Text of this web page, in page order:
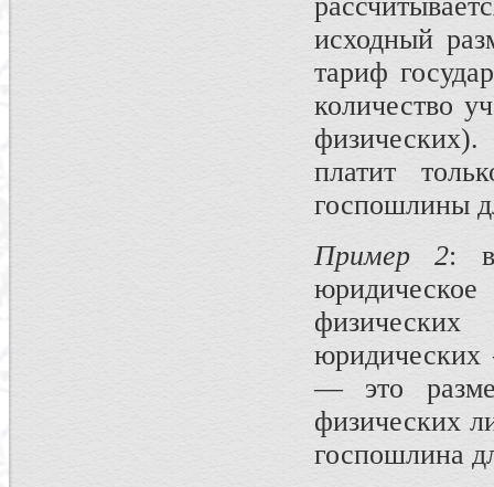
исходный
тариф
количество
платит
госпошлины
Пример 2: в
— это
физических
госпошлина